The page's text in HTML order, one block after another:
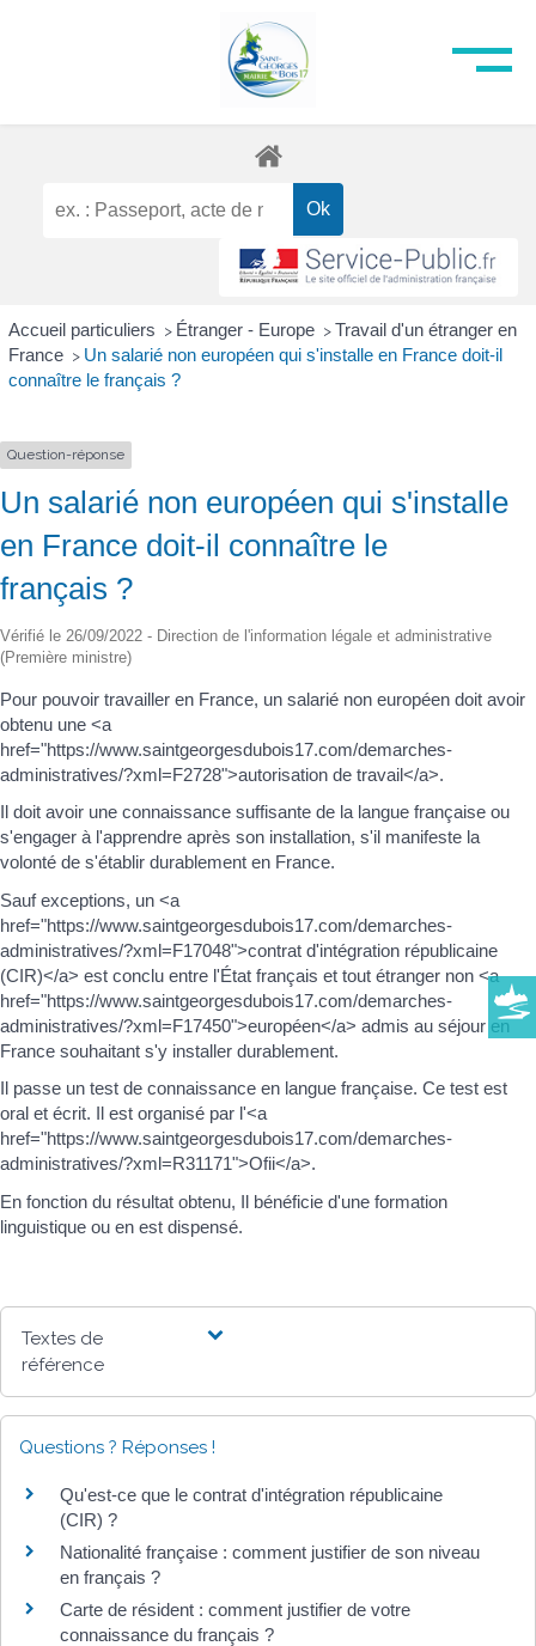
Accueil particuliers > Étranger - Europe > Travail d'un étranger en
France > Un salarié non européen qui s'installe en France doit-il
connaître le français ?
Question-réponse
Un salarié non européen qui s'installe
en France doit-il connaître le
français ?
Vérifié le 26/09/2022 - Direction de l'information légale et administrative
(Première ministre)
Pour pouvoir travailler en France, un salarié non européen doit avoir
obtenu une <a
href="https://www.saintgeorgesdubois17.com/demarches-
administratives/?xml=F2728">autorisation de travail</a>.
Il doit avoir une connaissance suffisante de la langue française ou
s'engager à l'apprendre après son installation, s'il manifeste la
volonté de s'établir durablement en France.
Sauf exceptions, un <a
href="https://www.saintgeorgesdubois17.com/demarches-
administratives/?xml=F17048">contrat d'intégration républicaine
(CIR)</a> est conclu entre l'État français et tout étranger non <a
href="https://www.saintgeorgesdubois17.com/demarches-
administratives/?xml=F17450">européen</a> admis au séjour en
France souhaitant s'y installer durablement.
Il passe un test de connaissance en langue française. Ce test est
oral et écrit. Il est organisé par l'<a
href="https://www.saintgeorgesdubois17.com/demarches-
administratives/?xml=R31171">Ofii</a>.
En fonction du résultat obtenu, Il bénéficie d'une formation
linguistique ou en est dispensé.
Textes de
référence
Questions ? Réponses !
Qu'est-ce que le contrat d'intégration républicaine
(CIR) ?
Nationalité française : comment justifier de son niveau
en français ?
Carte de résident : comment justifier de votre
connaissance du français ?